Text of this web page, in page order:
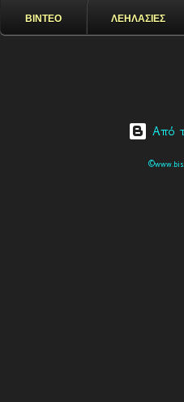
ΒΙΝΤΕΟ ΛΕΗΛΑΣΙΕΣ
Από